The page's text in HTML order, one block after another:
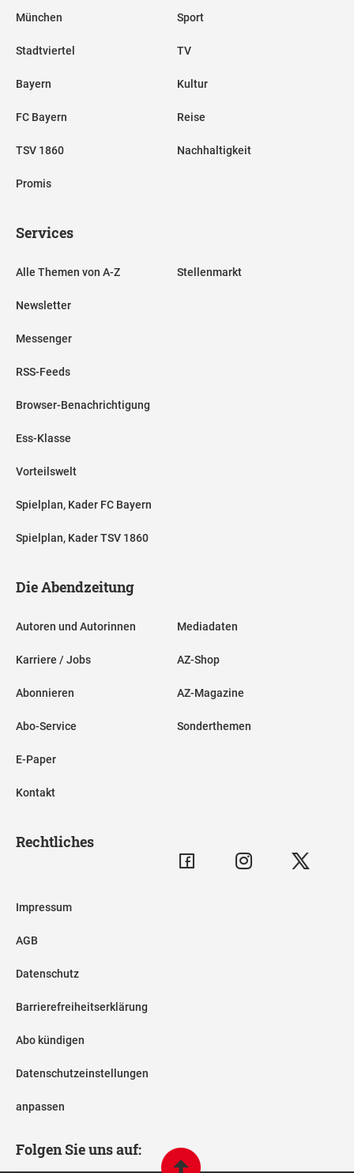
München
Stadtviertel
Bayern
FC Bayern
TSV 1860
Promis
Sport
TV
Kultur
Reise
Nachhaltigkeit
Services
Alle Themen von A-Z
Newsletter
Messenger
RSS-Feeds
Browser-Benachrichtigung
Ess-Klasse
Vorteilswelt
Spielplan, Kader FC Bayern
Spielplan, Kader TSV 1860
Stellenmarkt
Die Abendzeitung
Autoren und Autorinnen
Karriere / Jobs
Abonnieren
Abo-Service
E-Paper
Kontakt
Mediadaten
AZ-Shop
AZ-Magazine
Sonderthemen
Rechtliches
Impressum
AGB
Datenschutz
Barrierefreiheitserklärung
Abo kündigen
Datenschutzeinstellungen
anpassen
Folgen Sie uns auf: